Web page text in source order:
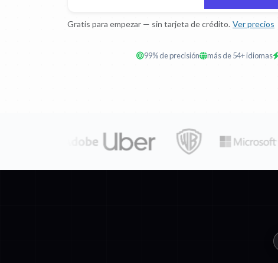
Gratis para empezar — sin tarjeta de crédito. Ver precios
99% de precisión más de 54+ idiomas